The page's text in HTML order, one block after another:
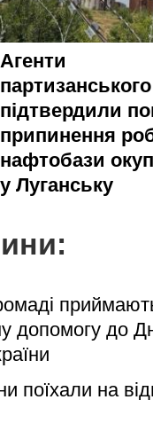
Агенти
підтвердили
припинення
нафтобази
у Луганську
допомогу до
поїхали на